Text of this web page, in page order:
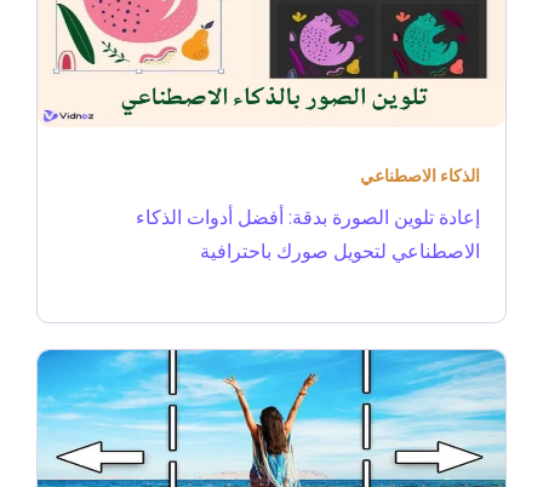
الذكاء الاصطناعي
إعادة تلوين الصورة بدقة: أفضل أدوات الذكاء
الاصطناعي لتحويل صورك باحترافية